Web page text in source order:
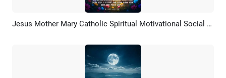
Pratinjau Rekreasi AI Jesus Mother Mary Catholic Spiritual Motivational Social Media Story